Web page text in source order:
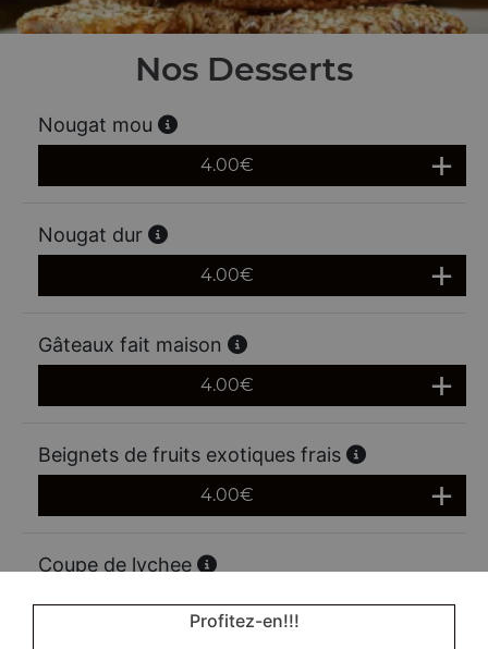
Nos Desserts
Nougat mou
4.00€
Nougat dur
4.00€
Gâteaux fait maison
4.00€
Beignets de fruits exotiques frais
4.00€
Coupe de lychee
4.00€
Profitez-en!!!